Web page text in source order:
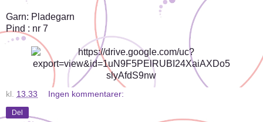
Garn: Pladegarn
Pind : nr 7
kl. 13.33 Ingen kommentarer:
Del